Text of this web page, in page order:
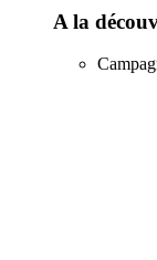
A la